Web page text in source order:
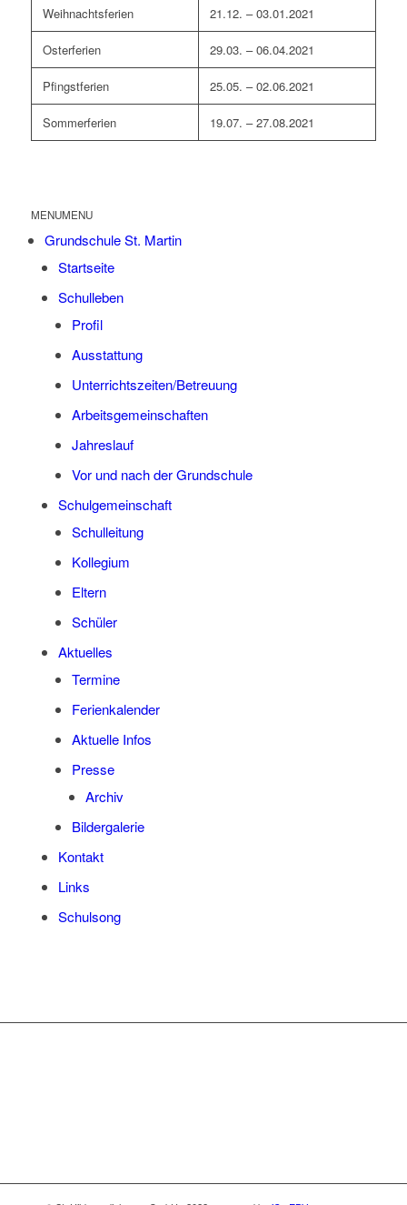
Weih­nachts­fe­ri­en 21.12. – 03.01.2021
Oster­fe­ri­en 29.03. – 06.04.2021
Pfingst­fe­ri­en 25.05. – 02.06.2021
Som­mer­fe­ri­en 19.07. – 27.08.2021
MENUMENU
Grund­schu­le St. Martin
Start­sei­te
Schul­le­ben
Pro­fil
Aus­stat­tung
Unterrichtszeiten/Betreuung
Arbeits­ge­mein­schaf­ten
Jah­res­lauf
Vor und nach der Grundschule
Schul­ge­mein­schaft
Schul­lei­tung
Kol­le­gi­um
Eltern
Schü­ler
Aktu­el­les
Ter­mi­ne
Feri­en­ka­len­der
Aktu­el­le Infos
Pres­se
Archiv
Bil­der­ga­le­rie
Kon­takt
Links
Schul­song